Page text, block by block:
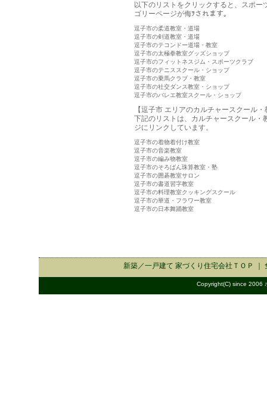
以下のリストをクリックすると、スポ
ゴリーページが侮ｦされます。
逗子市の柔道教室・道場
逗子市の剣道教室・道場
逗子市のテコンドー道場・教室
逗子市の太極拳教室グッズショップ
逗子市のフィットネスジム・スポーツクラブ
逗子市のテニススクール・ショップ
逗子市の乗馬クラブ・教室
逗子市の社交ダンス教室・ショップ
逗子市のバレエ教室スクール・ショップ
【逗子市 エリアのカルチャースクール
下記のリストは、カルチャースクール・
ジにリンクしています。
逗子市の着物着付け教室
逗子市の音楽教室
逗子市の編み物教室
逗子市のそろばん珠算教室・塾
逗子市の囲碁教室サロン
逗子市の書道習字教室
逗子市の料理教室クッキングスクール
逗子市の華道・フラワー教室
逗子市の日本舞踊教室
新築／一戸建て 家づくり住宅会社 ＴＯＰ ｜
Copyright(C) since 2006